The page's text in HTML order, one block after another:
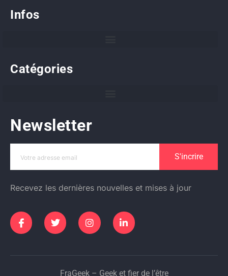
Infos
Catégories
Newsletter
S'incrire
Recevez les dernières nouvelles et mises à jour
FraGeek – Geek et fier de l’être